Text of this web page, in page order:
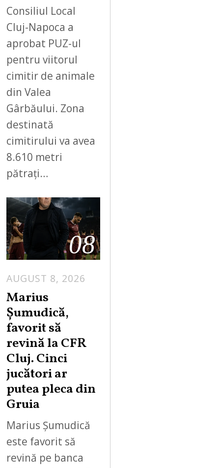
Consiliul Local
Cluj-Napoca a
aprobat PUZ-ul
pentru viitorul
cimitir de animale
din Valea
Gârbăului. Zona
destinată
cimitirului va avea
8.610 metri
pătrați…
08
AUGUST 8, 2026
Marius
Șumudică,
favorit să
revină la CFR
Cluj. Cinci
jucători ar
putea pleca din
Gruia
Marius Șumudică
este favorit să
revină pe banca